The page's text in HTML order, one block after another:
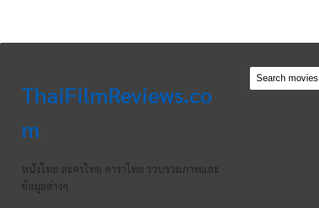
ThaiFilmReviews.co
m
หนังไทย ละครไทย ดาราไทย รวบรวมภาพและ
ข้อมูลต่างๆ